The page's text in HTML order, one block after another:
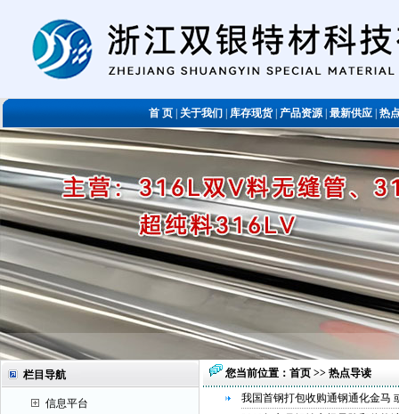
首 页关于我们库存现货|产品资源|最新供应|热
栏目导航
信息平台
您当前位置： 首页 >> 热点导读
我国首钢打包收购通钢通化金马